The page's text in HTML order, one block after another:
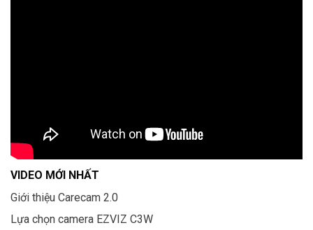
VIDEO MỚI NHẤT
Giới thiệu Carecam 2.0
Lựa chọn camera EZVIZ C3W